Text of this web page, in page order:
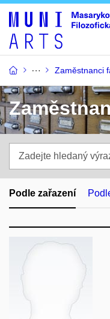
Zaměstnanci
hledaný
výraz
Podle zařazení